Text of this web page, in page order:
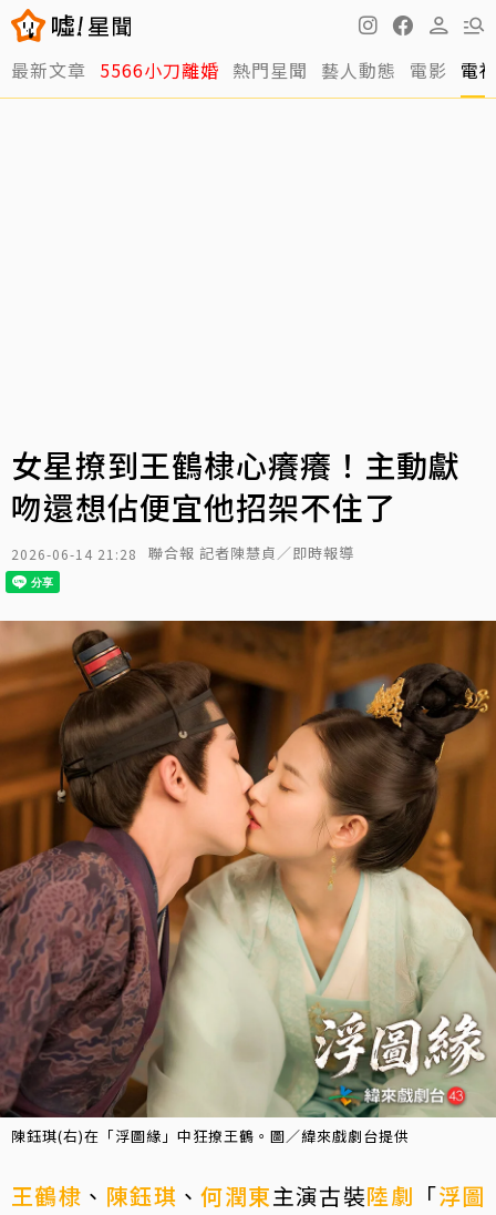
最新文章 5566小刀離婚 熱門星聞 藝人動態 電影 電
女星撩到王鶴棣心癢癢！主動獻
吻還想佔便宜他招架不住了
2026-06-14 21:28 聯合報 記者陳慧貞／即時報導
陳鈺琪(右)在「浮圖緣」中狂撩王鶴。圖／緯來戲劇台提供
王鶴棣 、 陳鈺琪 、何潤東主演古裝陸劇 「浮圖